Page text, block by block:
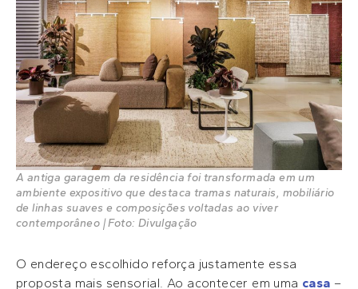
A antiga garagem da residência foi transformada em um
ambiente expositivo que destaca tramas naturais, mobiliário
de linhas suaves e composições voltadas ao viver
contemporâneo | Foto: Divulgação
O endereço escolhido reforça justamente essa
proposta mais sensorial. Ao acontecer em uma casa –